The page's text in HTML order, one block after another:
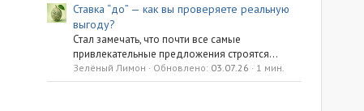
Ставка “до” — как вы проверяете реальную
выгоду?
Стал замечать, что почти все самые
привлекательные предложения строятся...
Зелёный Лимон Обновлено: 03.07.26 1 мин.